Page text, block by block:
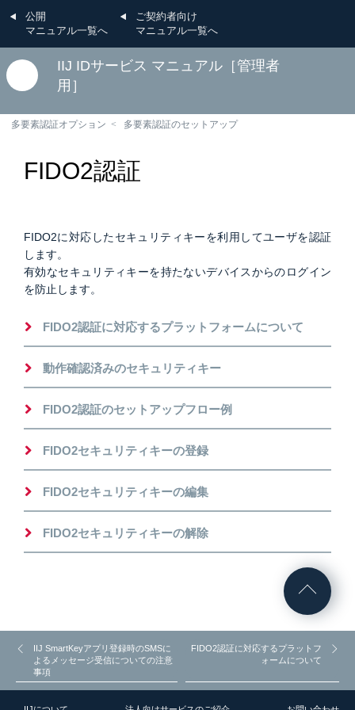
公開
マニュアル一覧へ
ご契約者向け
マニュアル一覧へ
IIJ IDサービス マニュアル［管理者
用］
多要素認証オプション 多要素認証のセットアップ
FIDO2認証
FIDO2に対応したセキュリティキーを利用してユーザを認証
します。
有効なセキュリティキーを持たないデバイスからのログイン
を防止します。
FIDO2認証に対応するプラットフォームについて
動作確認済みのセキュリティキー
FIDO2認証のセットアップフロー例
FIDO2セキュリティキーの登録
FIDO2セキュリティキーの編集
FIDO2セキュリティキーの解除
IIJ SmartKeyアプリ登録時のSMSに
よるメッセージ受信についての注意
事項
FIDO2認証に対応するプラットフ
ォームについて